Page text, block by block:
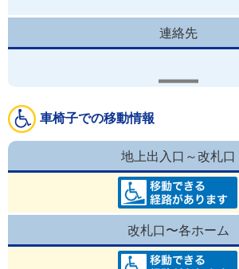
連絡先
車椅子での移動情報
地上出入口～改札口
改札口〜各ホーム